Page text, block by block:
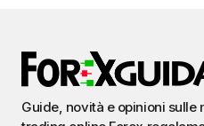
Guide, novità e opinioni